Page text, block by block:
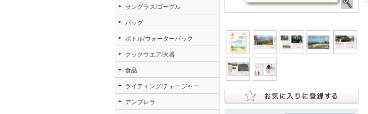
サングラス/ゴーグル
バッグ
ボトル/ウォーターパック
クックウエア/火器
食品
ライティング/チャージャー
アンブレラ